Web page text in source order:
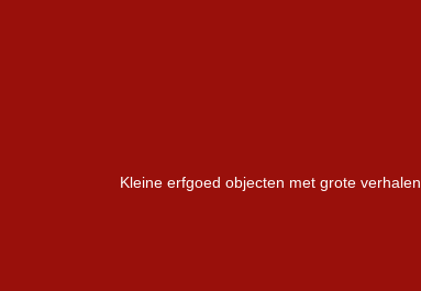
Kleine erfgoed objecten met grote verhalen